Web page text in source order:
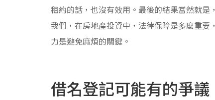
租約的話，也沒有效用。最後的結果當然就
我們，在房地產投資中，法律保障是多麼重
力是避免麻煩的關鍵。
借名登記可能有的爭議